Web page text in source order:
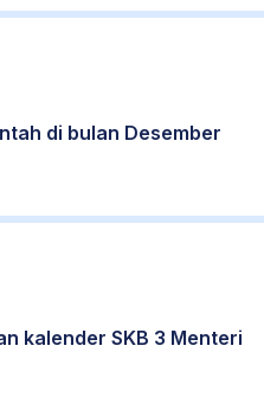
di bulan Desember
kalender SKB 3 Menteri